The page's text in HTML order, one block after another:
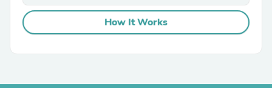
How It Works